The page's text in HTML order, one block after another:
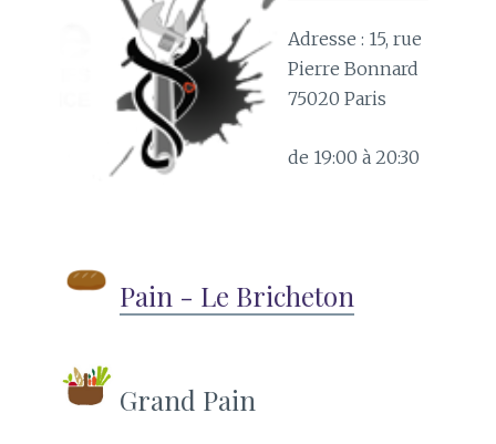
Adresse : 15, rue
Pierre Bonnard
75020 Paris
de 19:00 à 20:30
Pain - Le Bricheton
Grand Pain